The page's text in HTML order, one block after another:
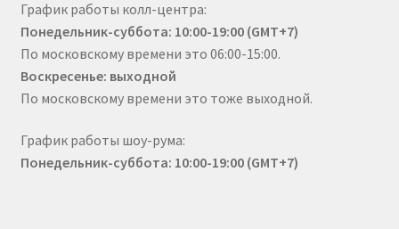
График работы колл-центра:
Понедельник-суббота: 10:00-19:00 (GMT+7)
По московскому времени это 06:00-15:00.
Воскресенье: выходной
По московскому времени это тоже выходной.
График работы шоу-рума:
Понедельник-суббота: 10:00-19:00 (GMT+7)